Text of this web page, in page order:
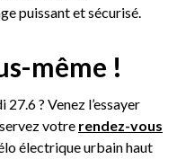
puissant et sécurisé.
même !
? Venez l’essayer
votre rendez-vous
électrique urbain haut